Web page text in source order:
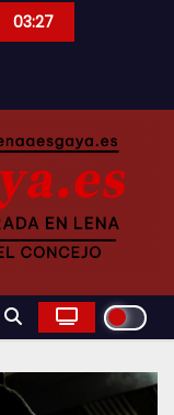
03:27